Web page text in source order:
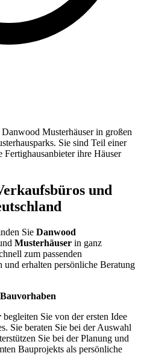
Musterhäuser in großen
Sie sind Teil einer
ihre Häuser
und
Sie Danwood
Musterhäuser in ganz
zum passenden
erhalten persönliche Beratung
begleiten Sie von der ersten Idee
Sie beraten Sie bei der Auswahl
Sie bei der Planung und
Bauprojekts als persönliche